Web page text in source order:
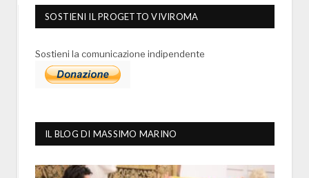
SOSTIENI IL PROGETTO VIVIROMA
Sostieni la comunicazione indipendente
IL BLOG DI MASSIMO MARINO